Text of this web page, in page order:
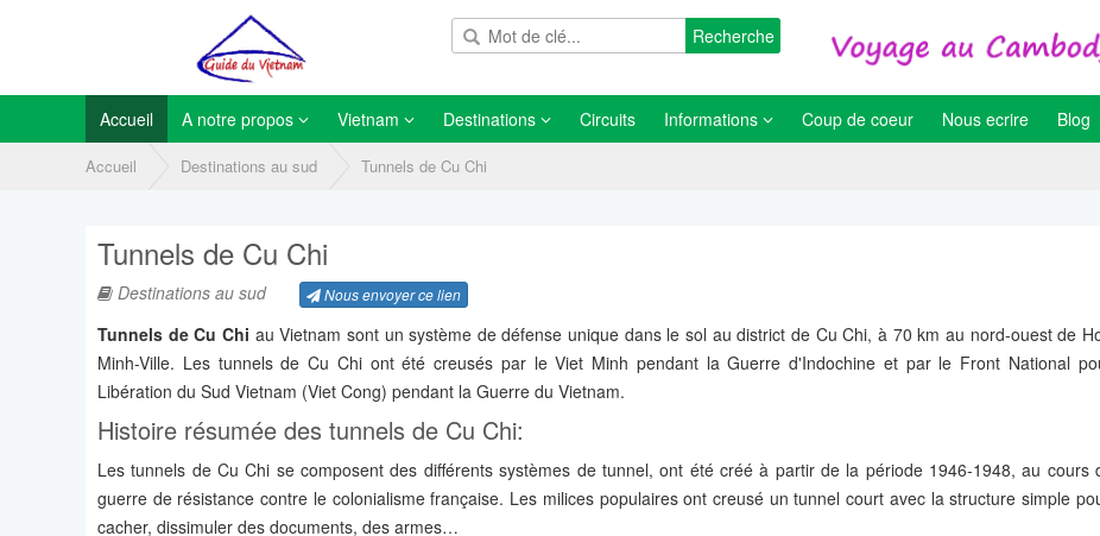
Recherche
Accueil A notre propos Vietnam Destinations Circuits Informations Coup de coeur Nous ecrire Blog
Accueil Destinations au sud Tunnels de Cu Chi
Tunnels de Cu Chi
Destinations au sud Nous envoyer ce lien
Tunnels de Cu Chi au Vietnam sont un système de défense unique dans le sol au district de Cu Chi, à 70 km au nord-ouest de
Minh-Ville. Les tunnels de Cu Chi ont été creusés par le Viet Minh pendant la Guerre d'Indochine et par le Front National
Libération du Sud Vietnam (Viet Cong) pendant la Guerre du Vietnam.
Histoire résumée des tunnels de Cu Chi:
Les tunnels de Cu Chi se composent des différents systèmes de tunnel, ont été créé à partir de la période 1946-1948, au cours
guerre de résistance contre le colonialisme française. Les milices populaires ont creusé un tunnel court avec la structure simple
cacher, dissimuler des documents, des armes…